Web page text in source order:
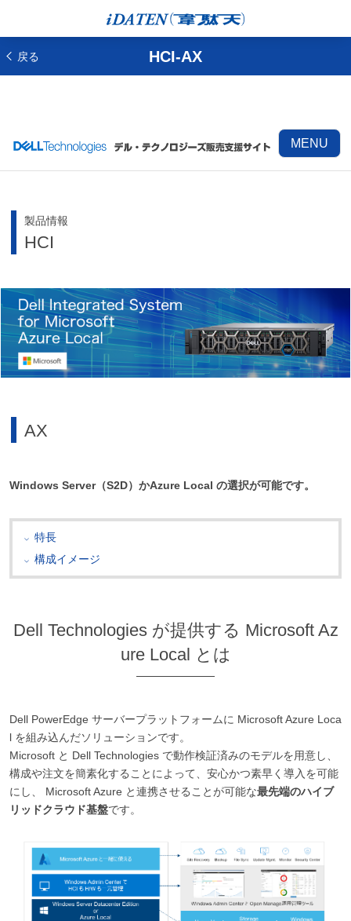
戻る HCI-AX
MENU
製品情報
HCI
AX
Windows Server（S2D）かAzure Local の選択が可能です。
特長
構成イメージ
Dell Technologies が提供する Microsoft Az
ure Local とは
Dell PowerEdge サーバープラットフォームに Microsoft Azure Loca
l を組み込んだソリューションです。
Microsoft と Dell Technologies で動作検証済みのモデルを用意し、
構成や注文を簡素化することによって、安心かつ素早く導入を可能
にし、 Microsoft Azure と連携させることが可能な最先端のハイブ
リッドクラウド基盤です。